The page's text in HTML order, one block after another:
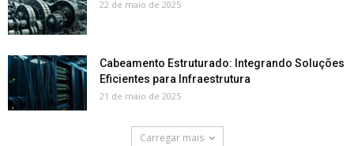
22 de maio de 2025
Cabeamento Estruturado: Integrando Soluções
Eficientes para Infraestrutura
21 de maio de 2025
Carregar mais